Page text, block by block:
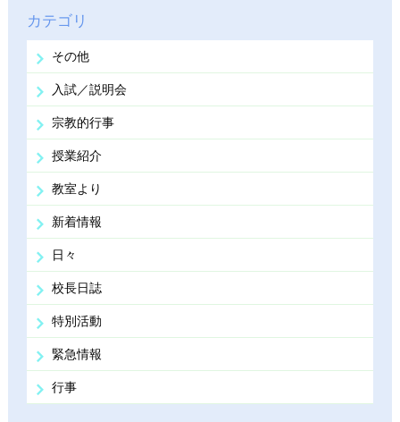
カテゴリ
その他
入試／説明会
宗教的行事
授業紹介
教室より
新着情報
日々
校長日誌
特別活動
緊急情報
行事